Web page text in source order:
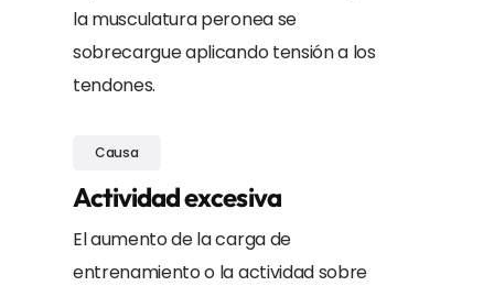
la musculatura peronea se
sobrecargue aplicando tensión a los
tendones.
Causa
Actividad excesiva
El aumento de la carga de
entrenamiento o la actividad sobre